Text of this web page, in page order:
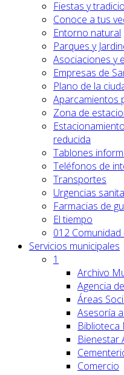
Fiestas y
Conoce a tus
Entorno natural
Parques y
Asociaciones y
Empresas de
Plano de la
Aparcamientos
Zona de
reducida
Tablones
Teléfonos de
Transportes
Urgencias
Farmacias de
El tiempo
012
Servicios municipales
1
Archivo
Agencia
Áreas
Asesoría
Biblioteca
Bienestar
Comercio